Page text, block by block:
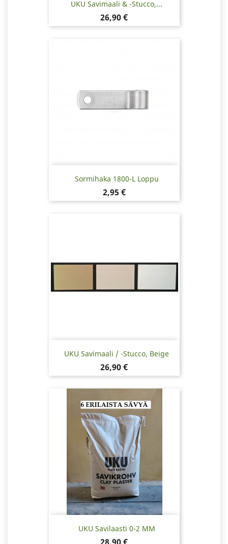
UKU Savimaali & -stucco,...
Hinta
26,90 €
Sormihaka 1800-L Loppu
Hinta
2,95 €
UKU Savimaali / -stucco, Beige
Hinta
26,90 €
UKU Savilaasti 0-2 MM
Hinta